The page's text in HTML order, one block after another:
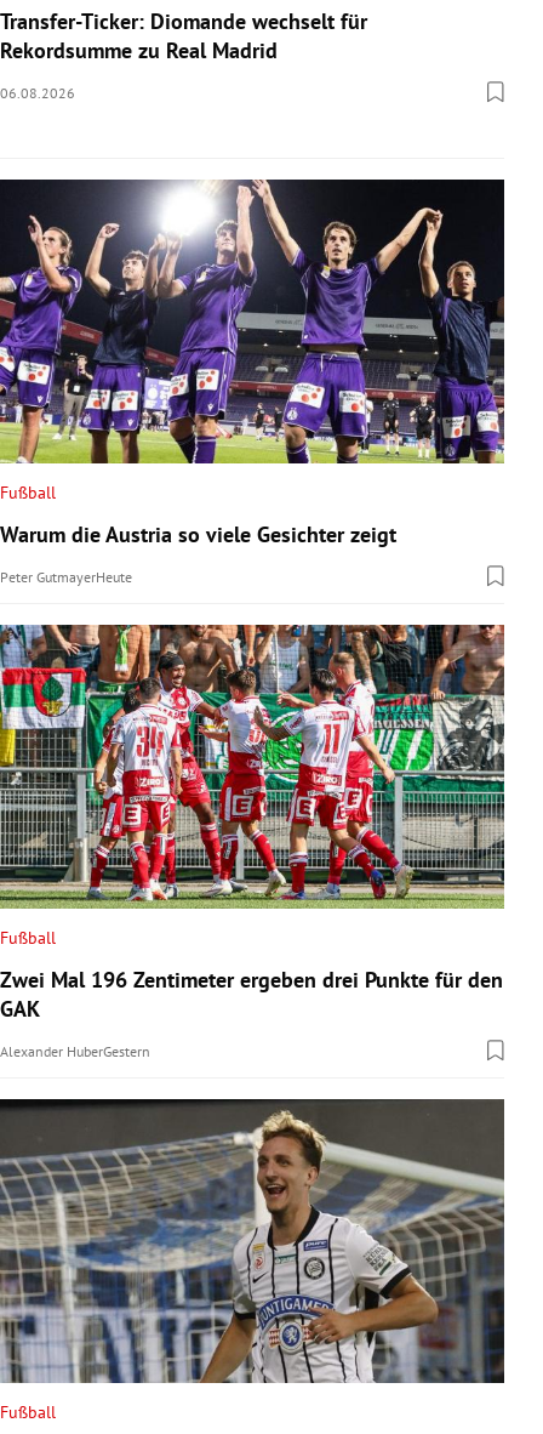
Transfer-Ticker: Diomande wechselt für
Rekordsumme zu Real Madrid
06.08.2026
Fußball
Warum die Austria so viele Gesichter zeigt
Peter GutmayerHeute
Fußball
Zwei Mal 196 Zentimeter ergeben drei Punkte für den
GAK
Alexander HuberGestern
Fußball